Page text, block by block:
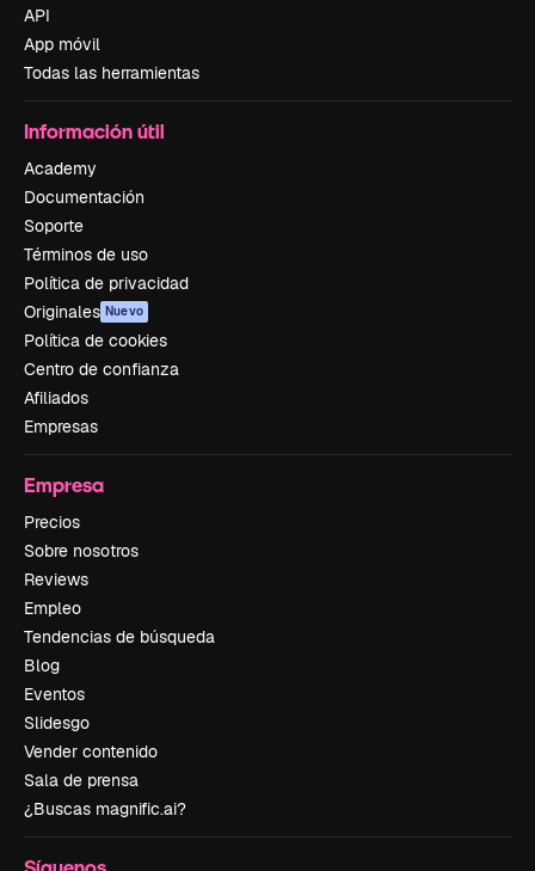
API
App móvil
Todas las herramientas
Información útil
Academy
Documentación
Soporte
Términos de uso
Política de privacidad
Originales Nuevo
Política de cookies
Centro de confianza
Afiliados
Empresas
Empresa
Precios
Sobre nosotros
Reviews
Empleo
Tendencias de búsqueda
Blog
Eventos
Slidesgo
Vender contenido
Sala de prensa
¿Buscas magnific.ai?